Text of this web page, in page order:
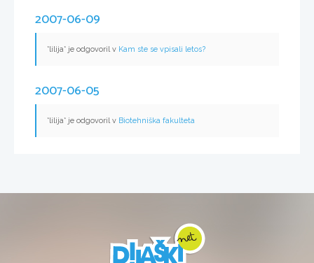
2007-06-09
*lilija* je odgovoril v Kam ste se vpisali letos?
2007-06-05
*lilija* je odgovoril v Biotehniška fakulteta